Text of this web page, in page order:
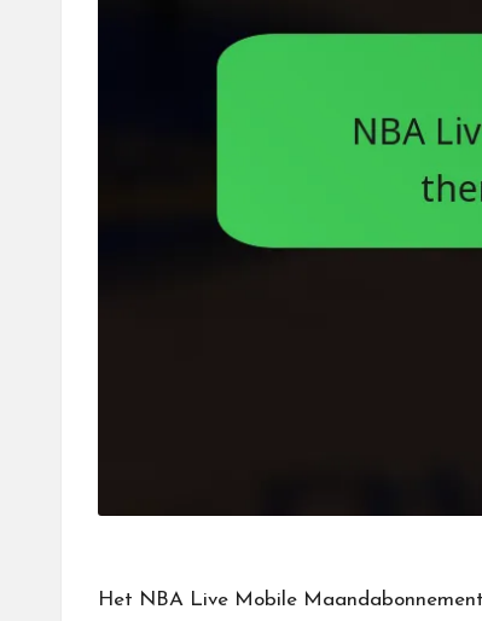
Het NBA Live Mobile